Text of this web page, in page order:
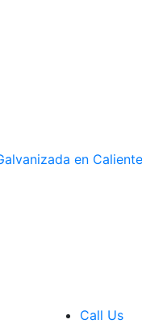
en
Call Us